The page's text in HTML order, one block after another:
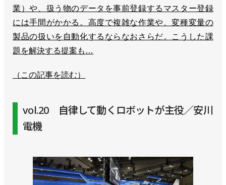
業）や、扱う物のデータを事前登録するマスター登録
には手間がかかる。高度で複雑な作業や、変種変量の
製品の扱いを自動化するならなおさらだ。こうした課
題を解決する提案も…
（この記事を読む）
vol.20 自律して動くロボットが主役／安川
電機